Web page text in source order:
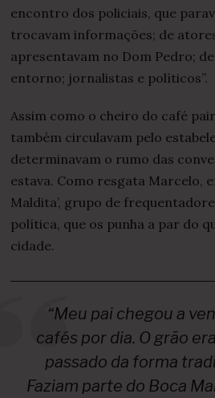
encontro dos policiais, que
trocavam informações; de
apresentavam no Dom Pedro;
entorno; jornalistas e políticos”.
Assim como o cheiro do café
também circulavam pelo
determinavam o rumo das
estava. Como resgata Marcelo,
Maldita’, grupo de
política, que os punha a par do
cidade.
“Meu pai chegou a
cafés por dia. O grão
passado da forma
Faziam parte do Boca